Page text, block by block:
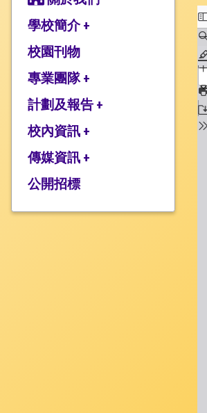
學校簡介 +
辦學宗旨與簡史
仁濟教育簡介
本校捐建人介紹
校監的話
校園刊物
專業團隊 +
教師團隊
行政架構
計劃及報告 +
2025-2026年度計劃
2024-2025年度報告
2024-2025年度計劃
校內資訊 +
學校設施
校服樣式
傳媒資訊 +
媒體報道
公開招標